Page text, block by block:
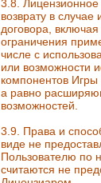
3.8.
возврату в
договора,
ограничения
числе с
или возможности
компонентов
а равно
возможностей.
3.9. Права и
виде не
Пользователю по
считаются не